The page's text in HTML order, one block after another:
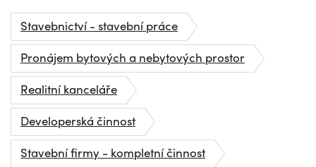
Stavebnictví - stavební práce
Pronájem bytových a nebytových prostor
Realitní kanceláře
Developerská činnost
Stavební firmy - kompletní činnost